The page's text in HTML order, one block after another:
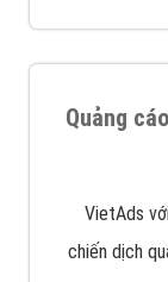
Quảng
VietAds
chiến dịch